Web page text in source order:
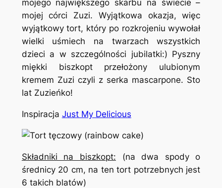
mojego największego skarbu na świecie –
mojej córci Zuzi. Wyjątkowa okazja, więc
wyjątkowy tort, który po rozkrojeniu wywołał
wielki uśmiech na twarzach wszystkich
dzieci a w szczególności jubilatki:) Pyszny
miękki biszkopt przełożony ulubionym
kremem Zuzi czyli z serka mascarpone. Sto
lat Zuzieńko!
Inspiracja Just My Delicious
Składniki na biszkopt: (na dwa spody o
średnicy 20 cm, na ten tort potrzebnych jest
6 takich blatów)